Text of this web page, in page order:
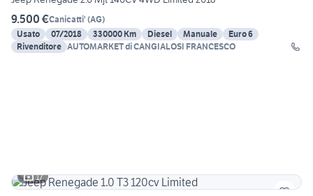
9.500 €Canicatti' (AG)
Usato
07/2018 330000 Km Diesel Manuale
Euro 6
Rivenditore AUTOMARKET di CANGIALOSI FRANCESCO
17